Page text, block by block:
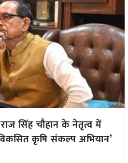
सिंह चौहान के नेतृत्व में
कृषि संकल्प अभियान’